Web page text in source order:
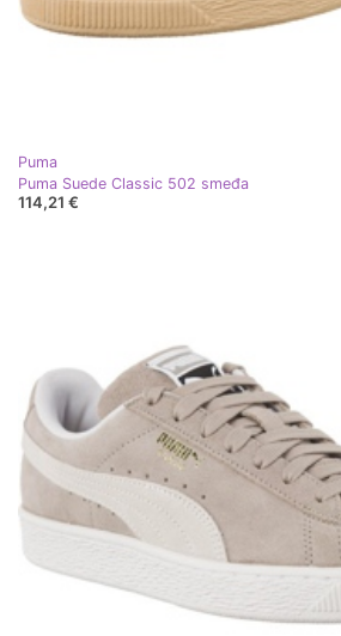
Puma
Puma Suede Classic 502 smeđa
114,21 €